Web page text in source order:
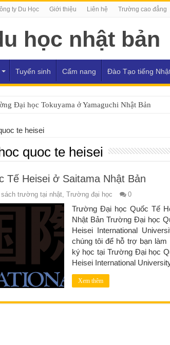
ty Du Học Giới thiệu Liên hệ Trường cao đẳng
Tuyển sinh Cẩm nang Đào Tạo tiếng
Đại học Tokuyama ở Yamaguchi Nhật Bản
te heisei
quoc te heisei
Tế Heisei ở Saitama Nhật Bản
sách trường tại nhật, Trường đại học 0
Trường Đại học Quốc Tế
Nhật Bản Trường Đại học
Heisei International
chúng tôi để hỗ trợ bạn làm
ký học tại Trường Đại học
Heisei International
Xem thêm